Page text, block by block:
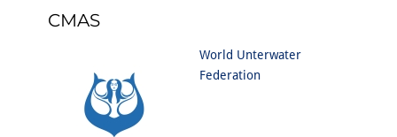
CMAS
World Unterwater
Federation